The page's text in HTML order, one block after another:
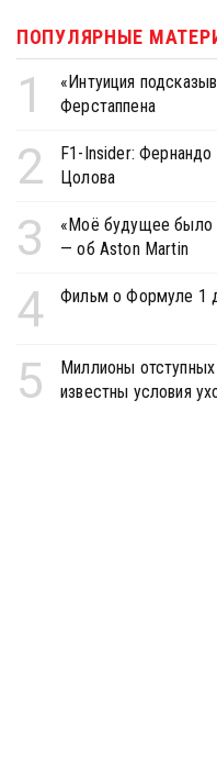
ПОПУЛЯРНЫЕ
1
«Интуиция
Ферстаппена
2
F1-Insider: Фернандо
Цолова
3
«Моё будущее было
— об Aston Martin
4 Фильм о Формуле 1
5
Миллионы отступных
известны условия